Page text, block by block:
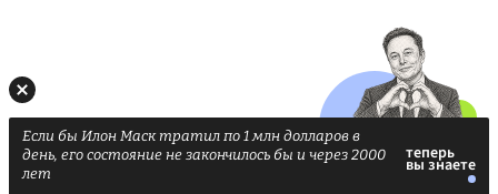
Если бы Илон Маск тратил по 1 млн долларов в
день, его состояние не закончилось бы и через 2000
лет